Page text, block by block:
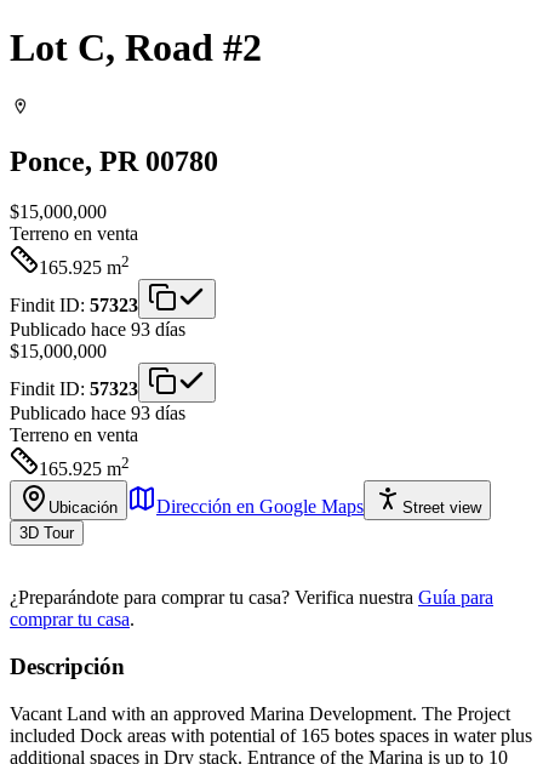
Lot C, Road #2
Ponce, PR 00780
$15,000,000
Terreno en venta
165.925 m2
Findit ID: 57323
Publicado hace 93 días
$15,000,000
Findit ID: 57323
Publicado hace 93 días
Terreno en venta
165.925 m2
Ubicación Dirección en Google Maps
Street view
3D Tour
¿Preparándote para comprar tu casa? Verifica nuestra Guía para
comprar tu casa.
Descripción
Vacant Land with an approved Marina Development. The Project
included Dock areas with potential of 165 botes spaces in water plus
additional spaces in Dry stack. Entrance of the Marina is up to 10